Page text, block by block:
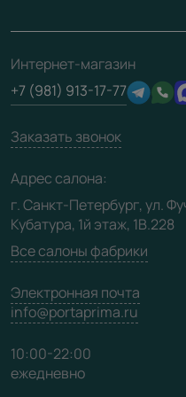
Техническая информация
Юридическая информация
Подготовка проемов
Сертификаты
Производство
Медиацентр
Видео
Карта сайта
Интернет-магазин
+7 (981) 913-17-77
Заказать звонок
Адрес салона:
г. Санкт-Петербург, ул.
Кубатура, 1й этаж, 1В.228
Все салоны фабрики
Электронная почта
info@portaprima.ru
10:00-22:00
ежедневно